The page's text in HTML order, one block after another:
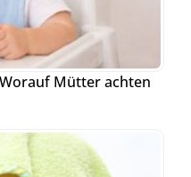
Mütter achten